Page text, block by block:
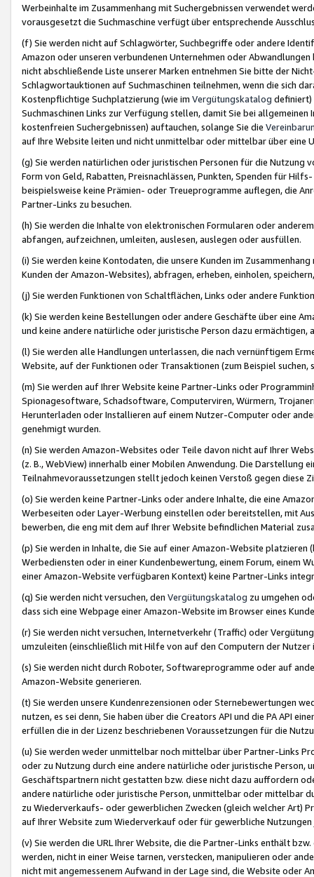
Werbeinhalte im Zusammenhang mit Suchergebnissen verwendet
vorausgesetzt die Suchmaschine verfügt über entsprechende
(f) Sie werden nicht auf Schlagwörter, Suchbegriffe oder andere
Amazon oder unseren verbundenen Unternehmen oder
nicht abschließende Liste unserer Marken entnehmen Sie bitte der
Schlagwortauktionen auf Suchmaschinen teilnehmen, wenn die sich
Kostenpflichtige Suchplatzierung (wie im Vergütungskatalog definiert)
Suchmaschinen Links zur Verfügung stellen, damit Sie bei
kostenfreien Suchergebnissen) auftauchen, solange Sie die
auf Ihre Website leiten und nicht unmittelbar oder mittelbar über eine
(g) Sie werden natürlichen oder juristischen Personen für die Nutzung
Form von Geld, Rabatten, Preisnachlässen, Punkten, Spenden für
beispielsweise keine Prämien- oder Treueprogramme auflegen, die
Partner-Links zu besuchen.
(h) Sie werden die Inhalte von elektronischen Formularen oder
abfangen, aufzeichnen, umleiten, auslesen, auslegen oder ausfüllen.
(i) Sie werden keine Kontodaten, die unsere Kunden im
Kunden der Amazon-Websites), abfragen, erheben, einholen,
(j) Sie werden Funktionen von Schaltflächen, Links oder andere
(k) Sie werden keine Bestellungen oder andere Geschäfte über eine
und keine andere natürliche oder juristische Person dazu
(l) Sie werden alle Handlungen unterlassen, die nach vernünftigem
Website, auf der Funktionen oder Transaktionen (zum Beispiel
(m) Sie werden auf Ihrer Website keine Partner-Links oder
Spionagesoftware, Schadsoftware, Computerviren, Würmern,
Herunterladen oder Installieren auf einem Nutzer-Computer oder
genehmigt wurden.
(n) Sie werden Amazon-Websites oder Teile davon nicht auf Ihrer
(z. B., WebView) innerhalb einer Mobilen Anwendung. Die Darstellung
Teilnahmevoraussetzungen stellt jedoch keinen Verstoß gegen diese
(o) Sie werden keine Partner-Links oder andere Inhalte, die eine
Werbeseiten oder Layer-Werbung einstellen oder bereitstellen, mit
bewerben, die eng mit dem auf Ihrer Website befindlichen Material
(p) Sie werden in Inhalte, die Sie auf einer Amazon-Website
Werbediensten oder in einer Kundenbewertung, einem Forum, einem
einer Amazon-Website verfügbaren Kontext) keine Partner-Links
(q) Sie werden nicht versuchen, den Vergütungskatalog zu umgehen
dass sich eine Webpage einer Amazon-Website im Browser eines
(r) Sie werden nicht versuchen, Internetverkehr (Traffic) oder
umzuleiten (einschließlich mit Hilfe von auf den Computern der
(s) Sie werden nicht durch Roboter, Softwareprogramme oder auf
Amazon-Website generieren.
(t) Sie werden unsere Kundenrezensionen oder Sternebewertungen
nutzen, es sei denn, Sie haben über die Creators API und die PA API
erfüllen die in der Lizenz beschriebenen Voraussetzungen für die
(u) Sie werden weder unmittelbar noch mittelbar über Partner-Links
oder zu Nutzung durch eine andere natürliche oder juristische
Geschäftspartnern nicht gestatten bzw. diese nicht dazu auffordern
andere natürliche oder juristische Person, unmittelbar oder mittelbar
zu Wiederverkaufs- oder gewerblichen Zwecken (gleich welcher Art)
auf Ihrer Website zum Wiederverkauf oder für gewerbliche
(v) Sie werden die URL Ihrer Website, die die Partner-Links enthält
werden, nicht in einer Weise tarnen, verstecken, manipulieren oder
nicht mit angemessenem Aufwand in der Lage sind, die Website oder